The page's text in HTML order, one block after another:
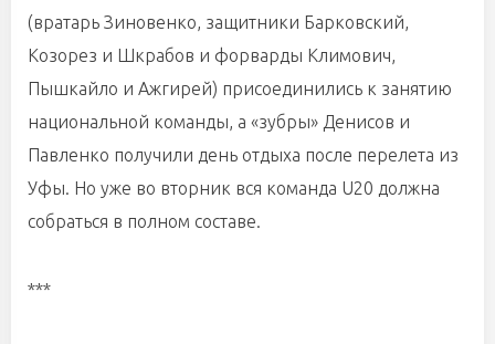
(вратарь Зиновенко, защитники Барковский,
Козорез и Шкрабов и форварды Климович,
Пышкайло и Ажгирей) присоединились к занятию
национальной команды, а «зубры» Денисов и
Павленко получили день отдыха после перелета из
Уфы. Но уже во вторник вся команда U20 должна
собраться в полном составе.
***